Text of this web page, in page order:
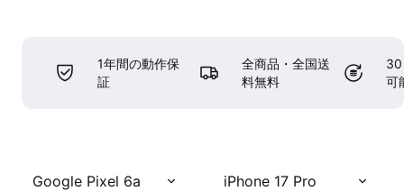
1年間の動作保
証
全商品・全国送
料無料
30
可
Google Pixel 6a iPhone 17 Pro